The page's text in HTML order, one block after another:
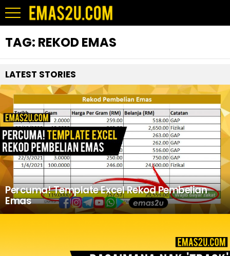
TAG: REKOD EMAS
LATEST STORIES
Percuma! Template Excel Rekod Pembelian
Emas